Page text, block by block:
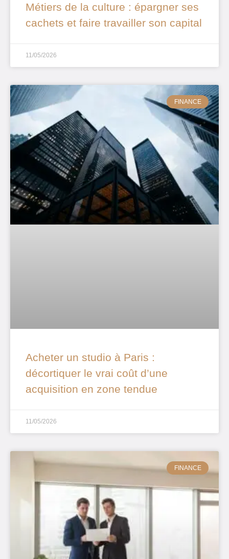
Métiers de la culture : épargner ses
cachets et faire travailler son capital
11/05/2026
FINANCE
Acheter un studio à Paris :
décortiquer le vrai coût d’une
acquisition en zone tendue
11/05/2026
FINANCE